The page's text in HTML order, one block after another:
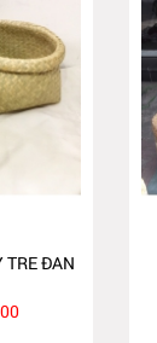
TRE ĐAN